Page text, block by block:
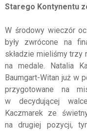
Starego Kontynentu
W środowy wieczór
były zwrócone na
składzie mieliśmy
na medale. Natalia
Baumgart-Witan już w
przygotowane na
w decydującej
Kaczmarek ze
na drugiej pozycji,